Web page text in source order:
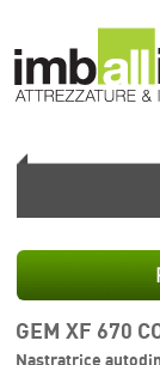
GEM XF 670
Nastratrice